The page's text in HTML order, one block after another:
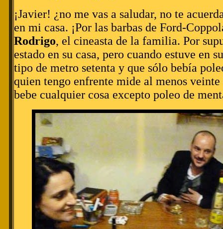
¡Javier! ¿no me vas a saludar, no te
en mi casa. ¡Por las barbas de Ford-
Rodrigo, el cineasta de la familia. Por
estado en su casa, pero cuando estuve en
tipo de metro setenta y que sólo bebía
quien tengo enfrente mide al menos
bebe cualquier cosa excepto poleo de